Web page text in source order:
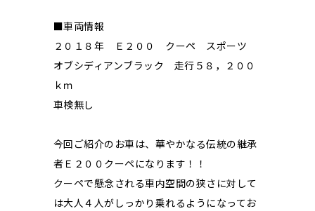
■車両情報
２０１８年 Ｅ２００ クーペ スポーツ
オブシディアンブラック 走行５８，２００
ｋｍ
車検無し
今回ご紹介のお車は、華やかなる伝統の継承
者Ｅ２００クーペになります！！
クーペで懸念される車内空間の狭さに対して
は大人４人がしっかり乗れるようになってお